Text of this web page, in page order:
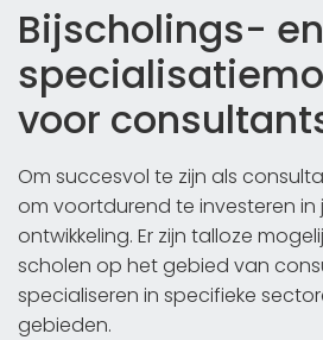
Bijscholings- en
voor
Om succesvol te zijn als
om voortdurend te investeren in
ontwikkeling. Er zijn talloze
scholen op het gebied van
specialiseren in specifieke
gebieden.